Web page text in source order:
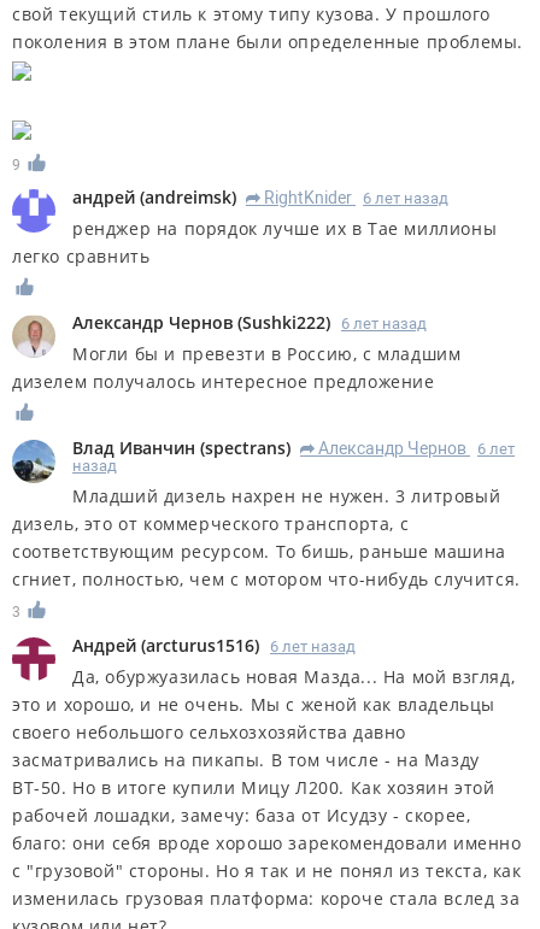
свой текущий стиль к этому типу кузова. У прошлого
поколения в этом плане были определенные проблемы.
9
андрей (andreimsk) R RightKnider 6 лет назад
ренджер на порядок лучше их в Тае миллионы
легко сравнить
Александр Чернов (Sushki222) 6 лет назад
Могли бы и превезти в Россию, с младшим
дизелем получалось интересное предложение
Влад Иванчин (spectrans) R Александр Чернов
6 лет
назад
Младший дизель нахрен не нужен. 3 литровый
дизель, это от коммерческого транспорта, с
соответствующим ресурсом. То бишь, раньше машина
сгниет, полностью, чем с мотором что-нибудь случится.
3
Андрей (arcturus1516) 6 лет назад
Да, обуржуазилась новая Мазда... На мой взгляд,
это и хорошо, и не очень. Мы с женой как владельцы
своего небольшого сельхозхозяйства давно
засматривались на пикапы. В том числе - на Мазду
ВТ-50. Но в итоге купили Мицу Л200. Как хозяин этой
рабочей лошадки, замечу: база от Исудзу - скорее,
благо: они себя вроде хорошо зарекомендовали именно
с "грузовой" стороны. Но я так и не понял из текста, как
изменилась грузовая платформа: короче стала вслед за